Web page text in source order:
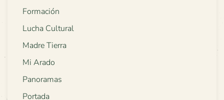
Formación
Lucha Cultural
Madre Tierra
Mi Arado
Panoramas
Portada